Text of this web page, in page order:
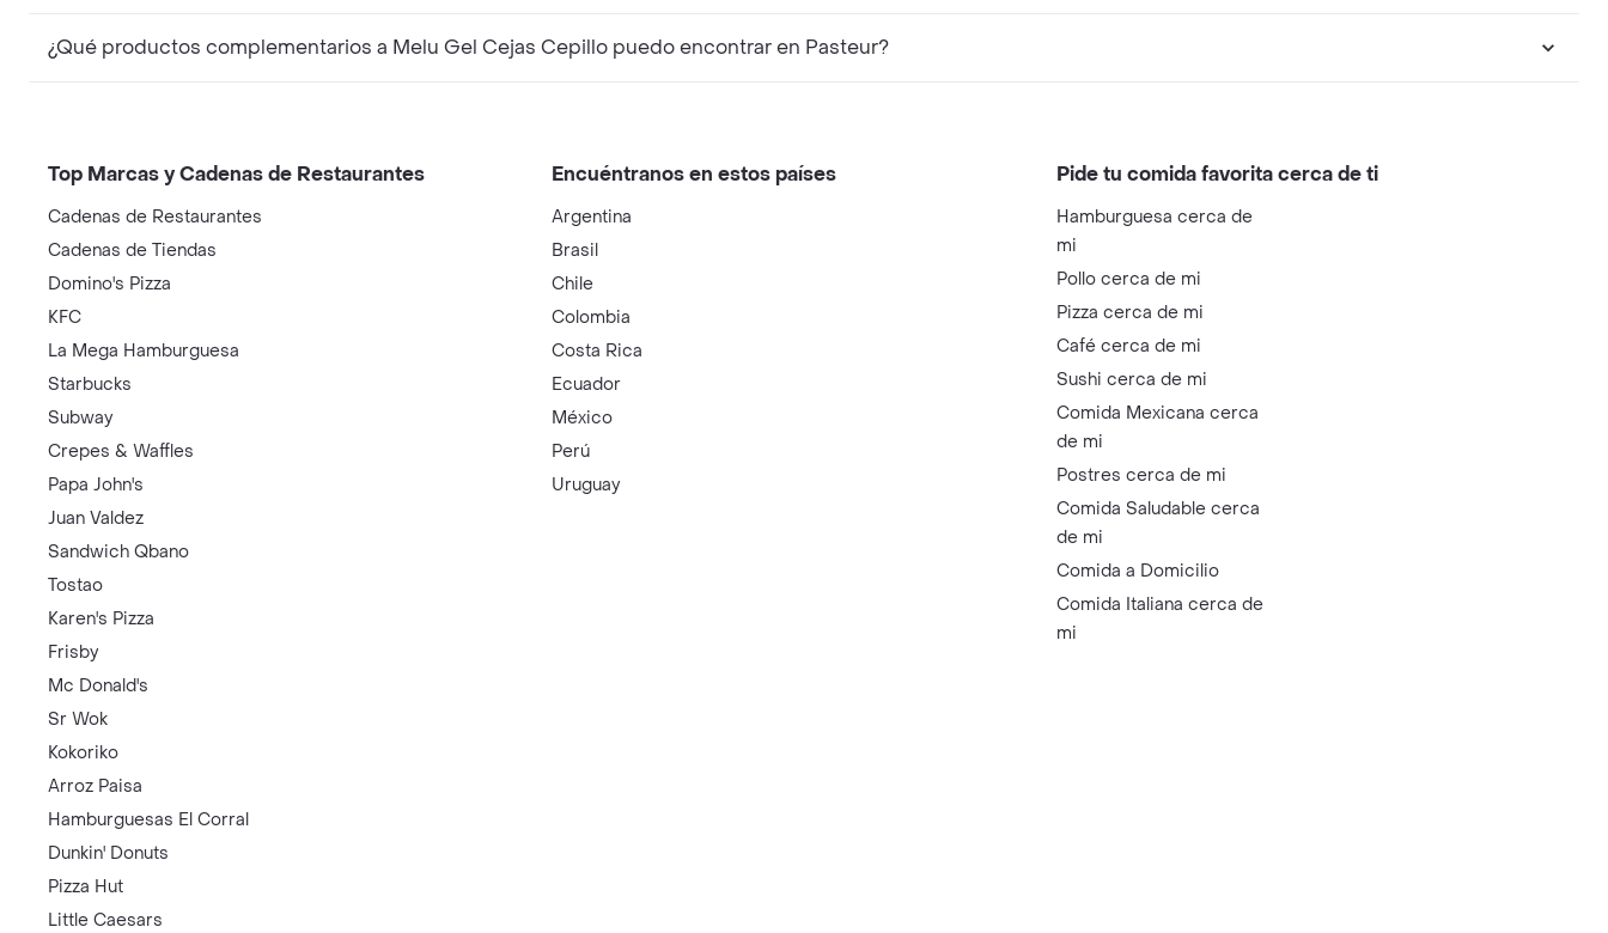
¿Qué productos complementarios a Melu Gel Cejas Cepillo puedo encontrar en Pasteur?
Top Marcas y Cadenas de Restaurantes
Cadenas de Restaurantes
Cadenas de Tiendas
Domino's Pizza
KFC
La Mega Hamburguesa
Starbucks
Subway
Crepes & Waffles
Papa John's
Juan Valdez
Sandwich Qbano
Tostao
Karen's Pizza
Frisby
Mc Donald's
Sr Wok
Kokoriko
Arroz Paisa
Hamburguesas El Corral
Dunkin' Donuts
Pizza Hut
Little Caesars
Encuéntranos en estos países
Argentina
Brasil
Chile
Colombia
Costa Rica
Ecuador
México
Perú
Uruguay
Pide tu comida favorita cerca de ti
Hamburguesa cerca de
mi
Pollo cerca de mi
Pizza cerca de mi
Café cerca de mi
Sushi cerca de mi
Comida Mexicana cerca
de mi
Postres cerca de mi
Comida Saludable cerca
de mi
Comida a Domicilio
Comida Italiana cerca de
mi